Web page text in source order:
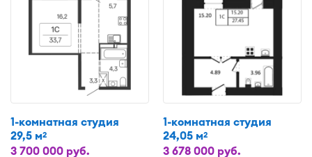
1-комнатная студия
29,5 м2
3 700 000 руб.
1-комнатная студия
24,05 м2
3 678 000 руб.